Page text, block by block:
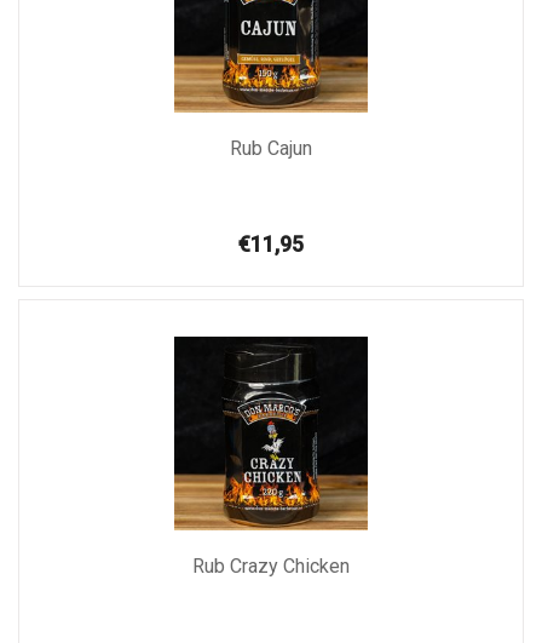
Rub Cajun
€11,95
Rub Crazy Chicken